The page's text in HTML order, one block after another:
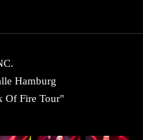
Hamburg
Of Fire Tour"